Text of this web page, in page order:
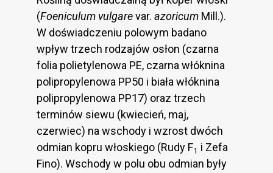
(Foeniculum vulgarevar. azoricum Mill.).
W doświadczeniu polowym badano
wpływ trzech rodzajów osłon (czarna
folia polietylenowa PE, czarna włóknina
polipropylenowa PP50 i biała włóknina
polipropylenowa PP17) oraz trzech
terminów siewu (kwiecień, maj,
czerwiec) na wschody i wzrost dwóch
odmian kopru włoskiego (Rudy F1 i Zefa
Fino). Wschody w polu obu odmian były